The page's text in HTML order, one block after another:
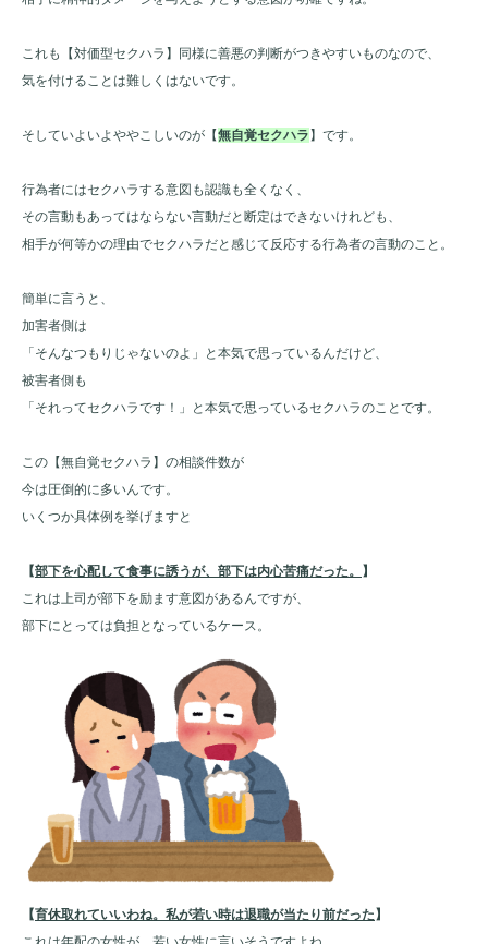
これも【対価型セクハラ】同様に善悪の判断がつきやすいものなので、
気を付けることは難しくはないです。
そしていよいよややこしいのが【無自覚セクハラ】です。
行為者にはセクハラする意図も認識も全くなく、
その言動もあってはならない言動だと断定はできないけれども、
相手が何等かの理由でセクハラだと感じて反応する行為者の言動のこと。
簡単に言うと、
加害者側は
「そんなつもりじゃないのよ」と本気で思っているんだけど、
被害者側も
「それってセクハラです！」と本気で思っているセクハラのことです。
この【無自覚セクハラ】の相談件数が
今は圧倒的に多いんです。
いくつか具体例を挙げますと
【部下を心配して食事に誘うが、部下は内心苦痛だった。 】
これは上司が部下を励ます意図があるんですが、
部下にとっては負担となっているケース。
【育休取れていいわね。私が若い時は退職が当たり前だった】